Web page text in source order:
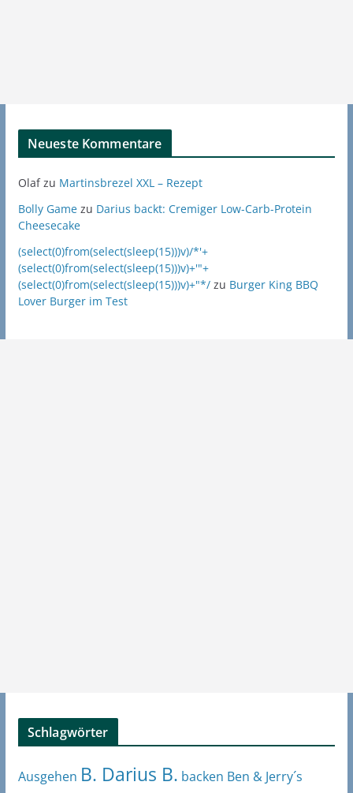
Neueste Kommentare
Olafzu Martinsbrezel XXL – Rezept
Bolly Gamezu Darius backt: Cremiger Low-Carb-Protein
Cheesecake
(select(0)from(select(sleep(15)))v)/*'+
(select(0)from(select(sleep(15)))v)+'"+
(select(0)from(select(sleep(15)))v)+"*/zu Burger King BBQ
Lover Burger im Test
Schlagwörter
Ausgehen B. Darius B. backen Ben & Jerry´s